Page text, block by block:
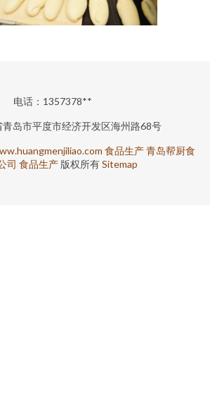
电话：1357378**
岛市平度市经济开发区海州路68号
食品生产青岛帮厨食
司 食品生产 版权所有Sitemap